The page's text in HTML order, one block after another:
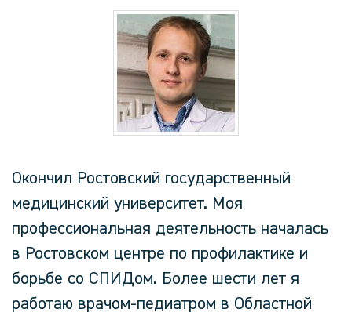
Окончил Ростовский государственный
медицинский университет. Моя
профессиональная деятельность началась
в Ростовском центре по профилактике и
борьбе со СПИДом. Более шести лет я
работаю врачом-педиатром в Областной